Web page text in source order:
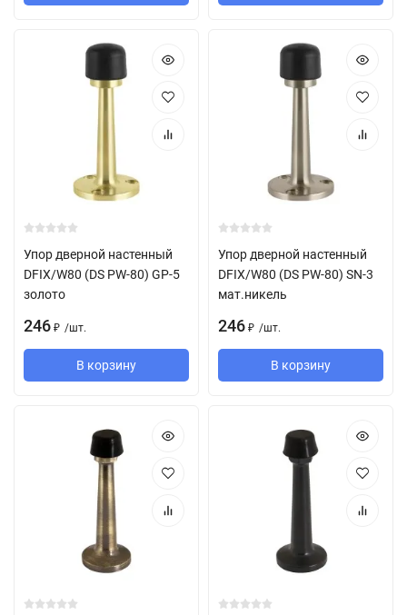
Упор дверной настенный
DFIX/W80 (DS PW-80) GP-5
золото
246 ₽ /шт.
В корзину
Упор дверной настенный
DFIX/W80 (DS PW-80) SN-3
мат.никель
246 ₽ /шт.
В корзину